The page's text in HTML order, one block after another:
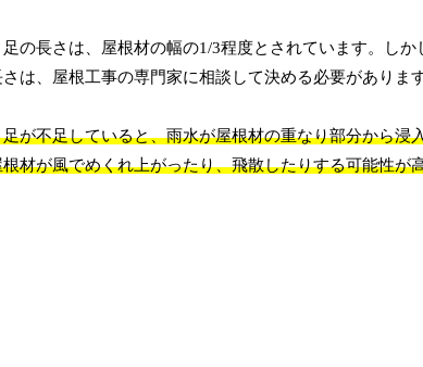
の長さは、屋根材の幅の1/3程度とされています。しか
は、屋根工事の専門家に相談して決める必要があります
が不足していると、雨水が屋根材の重なり部分から浸
材が風でめくれ上がったり、飛散したりする可能性が